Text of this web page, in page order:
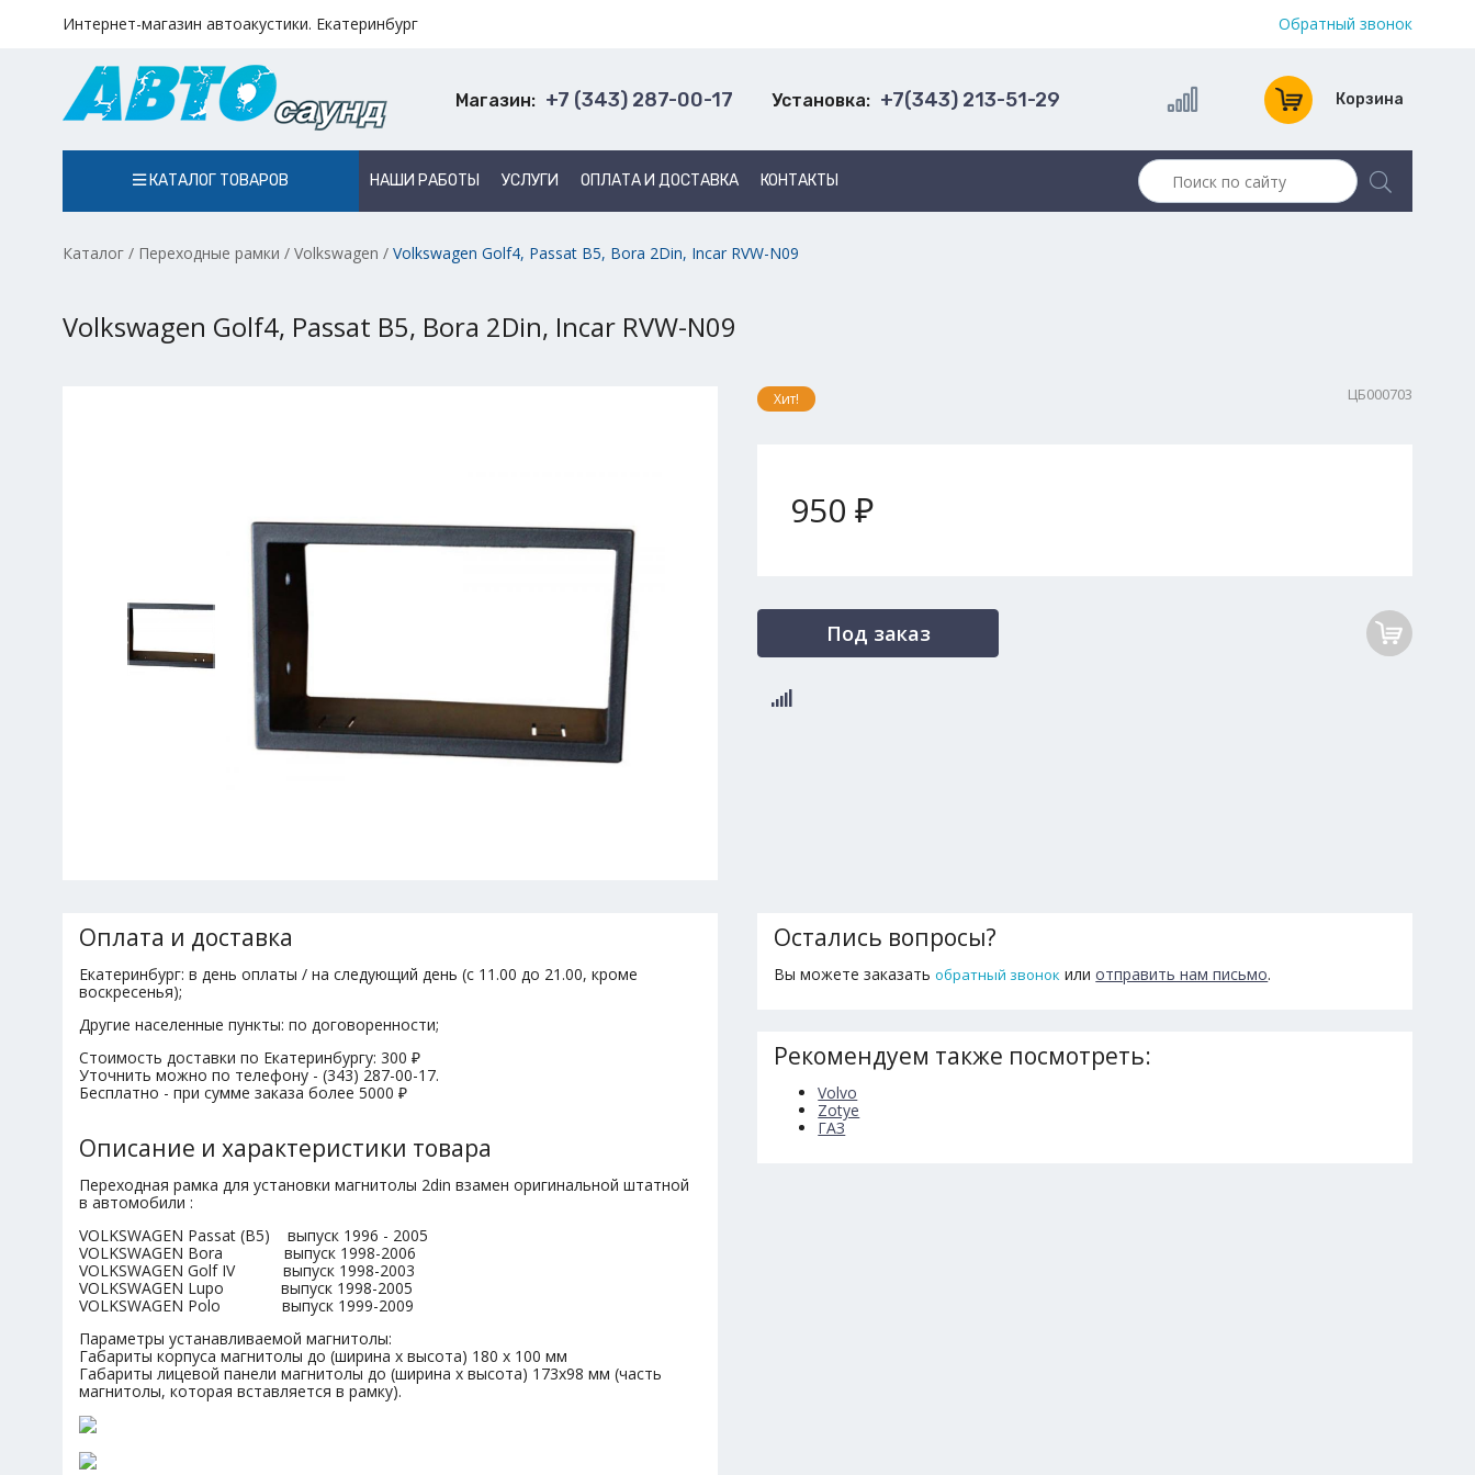
Интернет-магазин автоакустики. Екатеринбург Обратный звонок
Магазин: +7 (343) 287-00-17 Установка: +7(343) 213-51-29 Корзина
КАТАЛОГ ТОВАРОВ НАШИ РАБОТЫ УСЛУГИ ОПЛАТА И ДОСТАВКА КОНТАКТЫ
Каталог / Переходные рамки / Volkswagen / Volkswagen Golf4, Passat B5, Bora 2Din, Incar RVW-N09
Volkswagen Golf4, Passat B5, Bora 2Din, Incar RVW-N09
Хит! ЦБ000703
950 ₽
Под заказ
Оплата и доставка
Екатеринбург: в день оплаты / на следующий день (с 11.00 до 21.00, кроме
воскресенья);
Другие населенные пункты: по договоренности;
Стоимость доставки по Екатеринбургу: 300 ₽
Уточнить можно по телефону - (343) 287-00-17.
Бесплатно - при сумме заказа более 5000 ₽
Описание и характеристики товара
Переходная рамка для установки магнитолы 2din взамен оригинальной штатной
в автомобили :
VOLKSWAGEN Passat (B5) выпуск 1996 - 2005
VOLKSWAGEN Bora выпуск 1998-2006
VOLKSWAGEN Golf IV выпуск 1998-2003
VOLKSWAGEN Lupo выпуск 1998-2005
VOLKSWAGEN Polo выпуск 1999-2009
Параметры устанавливаемой магнитолы:
Габариты корпуса магнитолы до (ширина х высота) 180 х 100 мм
Габариты лицевой панели магнитолы до (ширина х высота) 173х98 мм (часть
магнитолы, которая вставляется в рамку).
Остались вопросы?
Вы можете заказатьобратный звонок илиотправить нам письмо.
Рекомендуем также посмотреть:
Volvo
Zotye
ГАЗ